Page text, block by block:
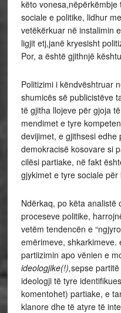
këto
sociale e politike, lidhur
vetëkërkuar në instalimin
ligjit etj,janë kryesisht
Por, a është gjithnjë
Politizimi i këndvështruar
shumicës së publicistëve
të gjitha llojeve për gjoja
mendimet e tyre
devijimet, e gjithsesi
demokracisë kosovare si
cilësi partiake, në fakt
gjykimet e tyre sociale për
Ndërkaq, po këta
proceseve politike,
vetëm tendencën e
emërimeve,
partiizimin apo vënien e
ideologjike(!),sepse
ideologji të tyre
komentohet) partiake, e
klanore dhe të atyre të